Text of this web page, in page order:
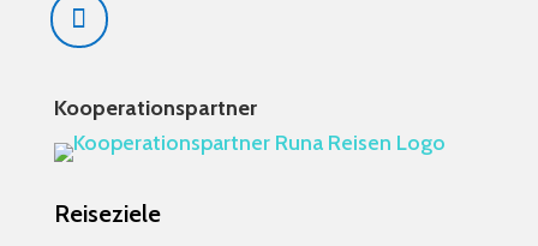
Kooperationspartner
Reiseziele